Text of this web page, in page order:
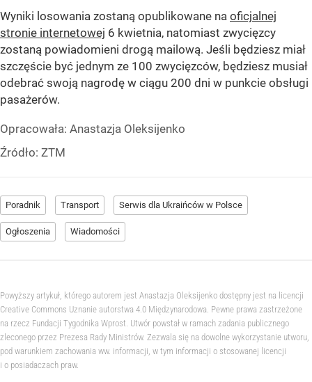
Wyniki losowania zostaną opublikowane na oficjalnej
stronie internetowej 6 kwietnia, natomiast zwycięzcy
zostaną powiadomieni drogą mailową. Jeśli będziesz miał
szczęście być jednym ze 100 zwycięzców, będziesz musiał
odebrać swoją nagrodę w ciągu 200 dni w punkcie obsługi
pasażerów.
Opracowała: Anastazja Oleksijenko
Źródło: ZTM
Poradnik Transport Serwis dla Ukraińców w Polsce
Ogłoszenia Wiadomości
Powyższy artykuł, którego autorem jest Anastazja Oleksijenko dostępny jest na licencji
Creative Commons Uznanie autorstwa 4.0 Międzynarodowa. Pewne prawa zastrzeżone
na rzecz Fundacji Tygodnika Wprost. Utwór powstał w ramach zadania publicznego
zleconego przez Prezesa Rady Ministrów. Zezwala się na dowolne wykorzystanie utworu,
pod warunkiem zachowania ww. informacji, w tym informacji o stosowanej licencji
i o posiadaczach praw.